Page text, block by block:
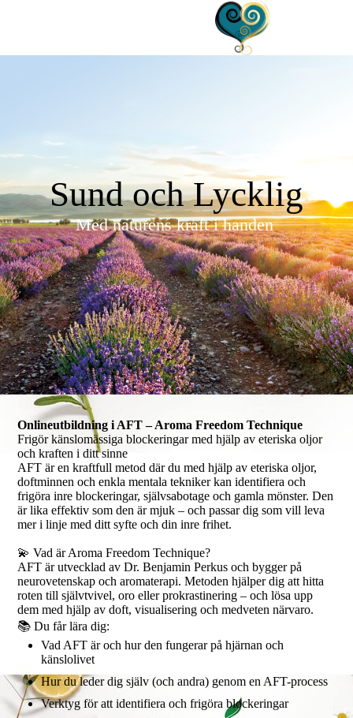
Sund och Lycklig
Med naturens kraft i handen
Onlineutbildning i AFT – Aroma Freedom Technique
Frigör känslomässiga blockeringar med hjälp av eteriska oljor
och kraften i ditt sinne
AFT är en kraftfull metod där du med hjälp av eteriska oljor,
doftminnen och enkla mentala tekniker kan identifiera och
frigöra inre blockeringar, självsabotage och gamla mönster. Den
är lika effektiv som den är mjuk – och passar dig som vill leva
mer i linje med ditt syfte och din inre frihet.
💫 Vad är Aroma Freedom Technique?
AFT är utvecklad av Dr. Benjamin Perkus och bygger på
neurovetenskap och aromaterapi. Metoden hjälper dig att hitta
roten till självtvivel, oro eller prokrastinering – och lösa upp
dem med hjälp av doft, visualisering och medveten närvaro.
📚 Du får lära dig:
Vad AFT är och hur den fungerar på hjärnan och
känslolivet
Hur du leder dig själv (och andra) genom en AFT-process
Verktyg för att identifiera och frigöra blockeringar